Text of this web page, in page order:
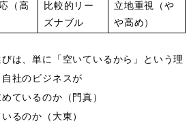
（高
比較的リー
ズナブル
立地重視（や
や高め）
は、単に「空いているから」という理
社のビジネスが
めているのか（門真）
るのか（大東）